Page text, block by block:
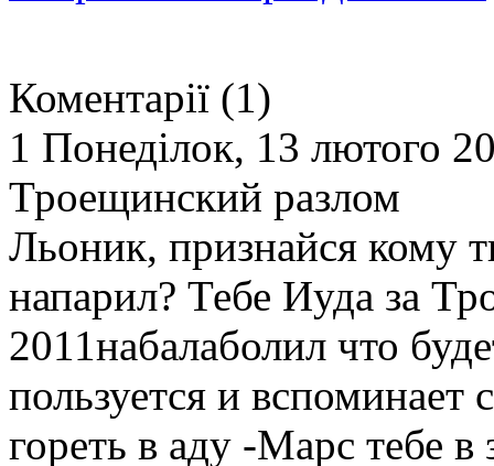
Коментарії (1)
1 Понеділок, 13 лютого
Троещинский разлом
Льоник, признайся кому
напарил? Тебе Иуда за
2011набалаболил что
пользуется и
гореть в аду -Марс